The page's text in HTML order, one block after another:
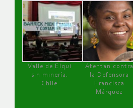
Valle de Elqui
sin minería.
Chile
Atentan contra
la Defensora
Francisca
Márquez